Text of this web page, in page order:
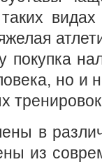
видах
но и
в
из